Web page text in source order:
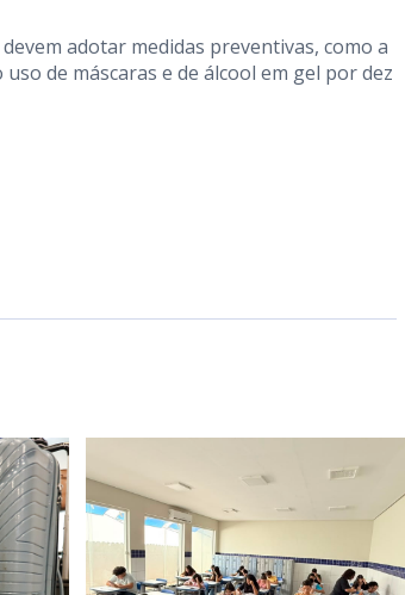
adotar medidas preventivas, como a
de máscaras e de álcool em gel por dez